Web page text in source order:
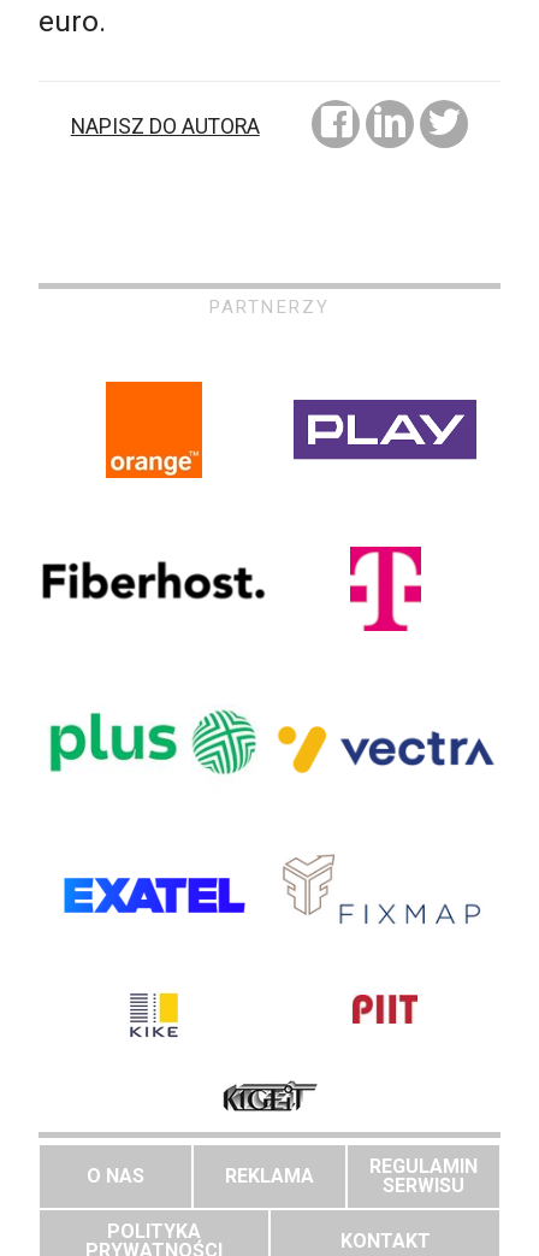
euro.
NAPISZ DO AUTORA
PARTNERZY
O NAS REKLAMA
REGULAMIN
SERWISU
POLITYKA
PRYWATNOŚCI
KONTAKT